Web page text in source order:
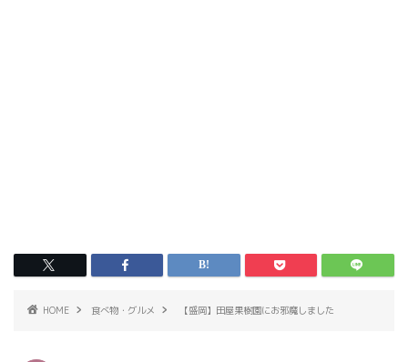
HOME 食べ物・グルメ 【盛岡】田屋果樹園にお邪魔しました